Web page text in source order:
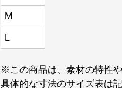
M
L
※この商品は、素材の特性
具体的な寸法のサイズ表は